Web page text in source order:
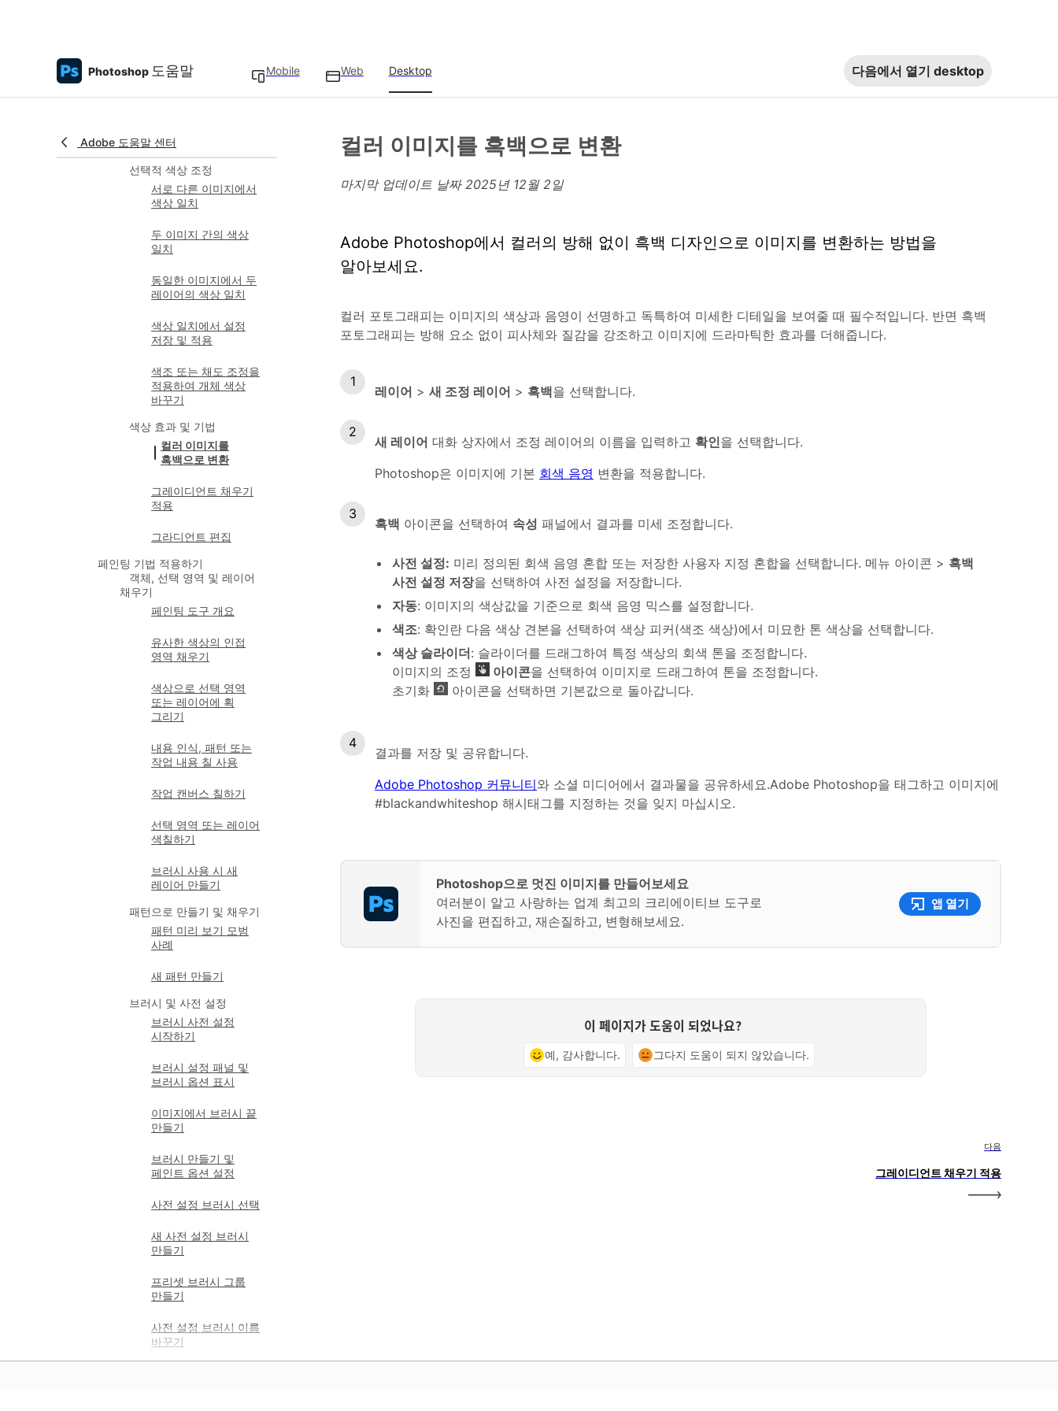
Photoshop 도움말 Mobile Web Desktop 다음에서 열기 desktop
Adobe 도움말 센터
색조 또는 채도 조정
효과 만들기
선택적 색상 조정
서로 다른 이미지에서
색상 일치
두 이미지 간의 색상
일치
동일한 이미지에서 두
레이어의 색상 일치
색상 일치에서 설정
저장 및 적용
색조 또는 채도 조정을
적용하여 개체 색상
바꾸기
색상 효과 및 기법
컬러 이미지를
흑백으로 변환
그레이디언트 채우기
적용
그라디언트 편집
페인팅 기법 적용하기
객체, 선택 영역 및 레이어
채우기
페인팅 도구 개요
유사한 색상의 인접
영역 채우기
색상으로 선택 영역
또는 레이어에 획
그리기
내용 인식, 패턴 또는
작업 내용 칠 사용
작업 캔버스 칠하기
선택 영역 또는 레이어
색칠하기
브러시 사용 시 새
레이어 만들기
패턴으로 만들기 및 채우기
패턴 미리 보기 모범
사례
새 패턴 만들기
브러시 및 사전 설정
브러시 사전 설정
시작하기
브러시 설정 패널 및
브러시 옵션 표시
이미지에서 브러시 끝
만들기
브러시 만들기 및
페인트 옵션 설정
사전 설정 브러시 선택
새 사전 설정 브러시
만들기
프리셋 브러시 그룹
만들기
사전 설정 브러시 이름
바꾸기
컬러 이미지를 흑백으로 변환
마지막 업데이트 날짜 2025년 12월 2일
Adobe Photoshop에서 컬러의 방해 없이 흑백 디자인으로 이미지를 변환하는 방법을
알아보세요.
컬러 포토그래피는 이미지의 색상과 음영이 선명하고 독특하여 미세한 디테일을 보여줄 때 필수적입니다. 반면 흑백
포토그래피는 방해 요소 없이 피사체와 질감을 강조하고 이미지에 드라마틱한 효과를 더해줍니다.
레이어 > 새 조정 레이어 > 흑백을 선택합니다.
새 레이어 대화 상자에서 조정 레이어의 이름을 입력하고 확인을 선택합니다.
Photoshop은 이미지에 기본 회색 음영 변환을 적용합니다.
흑백 아이콘을 선택하여 속성 패널에서 결과를 미세 조정합니다.
사전 설정: 미리 정의된 회색 음영 혼합 또는 저장한 사용자 지정 혼합을 선택합니다. 메뉴 아이콘 > 흑백
사전 설정 저장을 선택하여 사전 설정을 저장합니다.
자동: 이미지의 색상값을 기준으로 회색 음영 믹스를 설정합니다.
색조: 확인란 다음 색상 견본을 선택하여 색상 피커(색조 색상)에서 미묘한 톤 색상을 선택합니다.
색상 슬라이더: 슬라이더를 드래그하여 특정 색상의 회색 톤을 조정합니다.
이미지의 조정
아이콘을 선택하여 이미지로 드래그하여 톤을 조정합니다.
초기화
아이콘을 선택하면 기본값으로 돌아갑니다.
결과를 저장 및 공유합니다.
Adobe Photoshop 커뮤니티와 소셜 미디어에서 결과물을 공유하세요.Adobe Photoshop을 태그하고 이미지에
#blackandwhiteshop 해시태그를 지정하는 것을 잊지 마십시오.
Photoshop으로 멋진 이미지를 만들어보세요
여러분이 알고 사랑하는 업계 최고의 크리에이티브 도구로
사진을 편집하고, 재손질하고, 변형해보세요.
앱 열기
이 페이지가 도움이 되었나요?
예, 감사합니다. 그다지 도움이 되지 않았습니다.
다음
그레이디언트 채우기 적용